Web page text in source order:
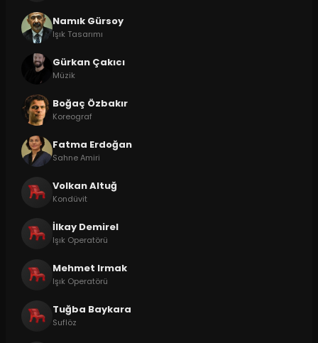
Namık Gürsoy
Işık Tasarımı
Gürkan Çakıcı
Müzik
Boğaç Özbakır
Koreograf
Fatma Erdoğan
Sahne Amiri
Volkan Altuğ
Kondüvit
İlkay Demirel
Işık Operatörü
Mehmet Irmak
Işık Operatörü
Tuğba Baykara
Suflöz